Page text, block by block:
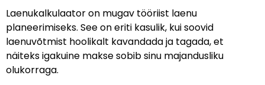
Laenukalkulaator on mugav tööriist laenu
planeerimiseks. See on eriti kasulik, kui soovid
laenuvõtmist hoolikalt kavandada ja tagada, et
näiteks igakuine makse sobib sinu majandusliku
olukorraga.